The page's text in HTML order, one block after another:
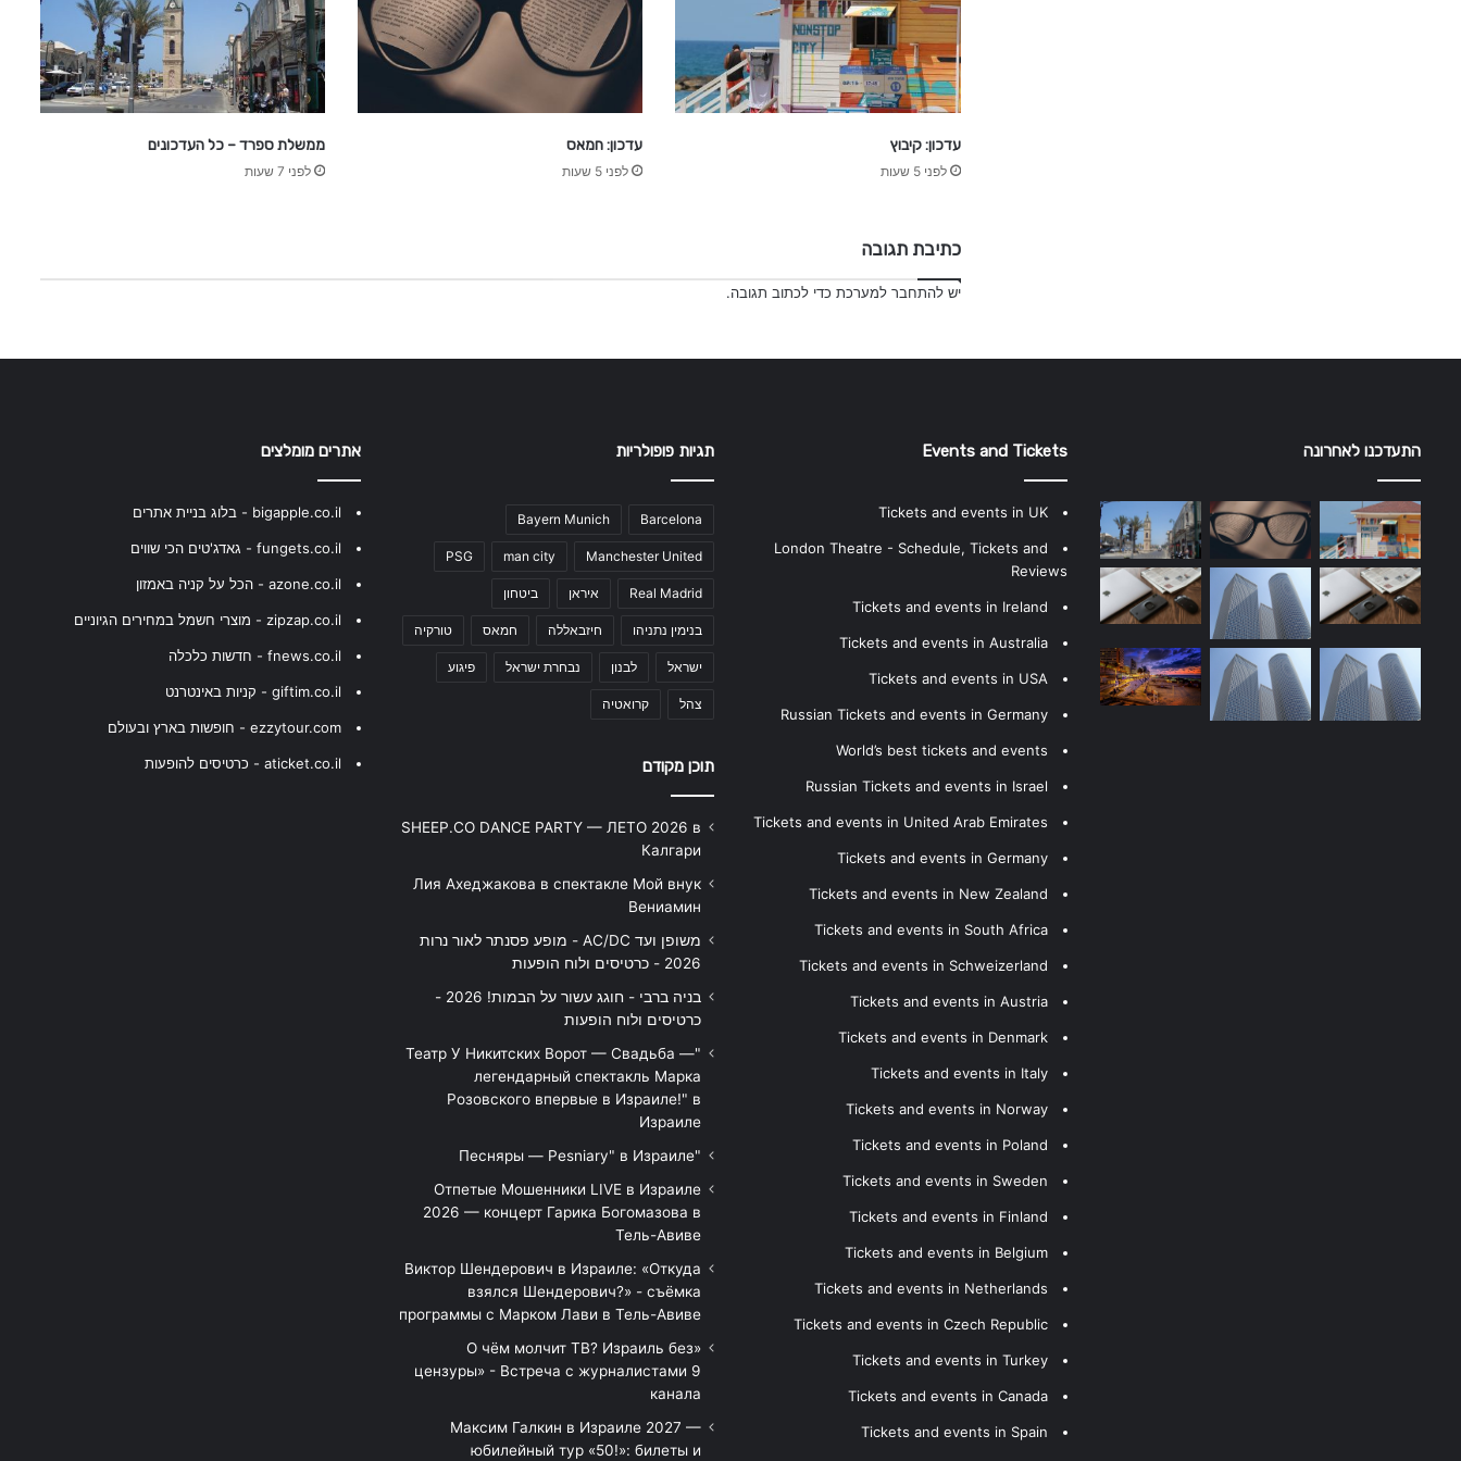
M
a
U
n
עדכון: קיבוץ
לפני 5 שעות
עדכון: חמאס
לפני 5 שעות
ממשלת ספרד – כל העדכונים
לפני 7 שעות
כתיבת תגובה
ישלהתחבר למערכת כדי לכתוב תגובה.
התעדכנו לאחרונה Events and Tickets
Tickets and events in UK
London Theatre - Schedule, Tickets and
Reviews
Tickets and events in Ireland
Tickets and events in Australia
Tickets and events in USA
Russian Tickets and events in Germany
World’s best tickets and events
Russian Tickets and events in Israel
Tickets and events in United Arab Emirates
Tickets and events in Germany
Tickets and events in New Zealand
Tickets and events in South Africa
Tickets and events in Schweizerland
Tickets and events in Austria
Tickets and events in Denmark
Tickets and events in Italy
Tickets and events in Norway
Tickets and events in Poland
Tickets and events in Sweden
Tickets and events in Finland
Tickets and events in Belgium
Tickets and events in Netherlands
Tickets and events in Czech Republic
Tickets and events in Turkey
Tickets and events in Canada
Tickets and events in Spain
תגיות פופולריות
Barcelona
Bayern Munich
Manchester United
man city
PSG
Real Madrid איראן ביטחון
בנימין נתניהו חיזבאללה חמאס טורקיה
ישראל לבנון נבחרת ישראל פיגוע
צהל קרואטיה
תוכן מקודם
SHEEP.CO DANCE PARTY — ЛЕТО 2026 в
Калгари
Лия Ахеджакова в спектакле Мой внук
Вениамин
משופן ועד AC/DC - מופע פסנתר לאור נרות
2026 - כרטיסים ולוח הופעות
בניה ברבי - חוגג עשור על הבמות! 2026 -
כרטיסים ולוח הופעות
"Театр У Никитских Ворот — Свадьба —
легендарный спектакль Марка
Розовского впервые в Израиле!" в
Израиле
"Песняры — Pesniary" в Израиле
Отпетые Мошенники LIVE в Израиле
2026 — концерт Гарика Богомазова в
Тель-Авиве
Виктор Шендерович в Израиле: «Откуда
взялся Шендерович?» - съёмка
программы с Марком Лави в Тель-Авиве
«О чём молчит ТВ? Израиль без
цензуры» - Встреча с журналистами 9
канала
Максим Галкин в Израиле 2027 —
юбилейный тур «50!»: билеты и
אתרים מומלצים
bigapple.co.il - בלוג בניית אתרים
fungets.co.il - גאדג'טים הכי שווים
azone.co.il - הכל על קניה באמזון
zipzap.co.il - מוצרי חשמל במחירים הגיוניים
fnews.co.il - חדשות כלכלה
giftim.co.il - קניות באינטרנט
ezzytour.com - חופשות בארץ ובעולם
aticket.co.il - כרטיסים להופעות